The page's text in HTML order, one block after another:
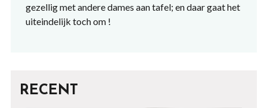
gezellig met andere dames aan tafel; en daar gaat het
uiteindelijk toch om !
RECENT